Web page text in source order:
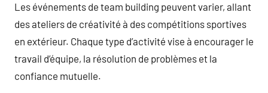
Les événements de team building peuvent varier, allant
des ateliers de créativité à des compétitions sportives
en extérieur. Chaque type d’activité vise à encourager le
travail d’équipe, la résolution de problèmes et la
confiance mutuelle.